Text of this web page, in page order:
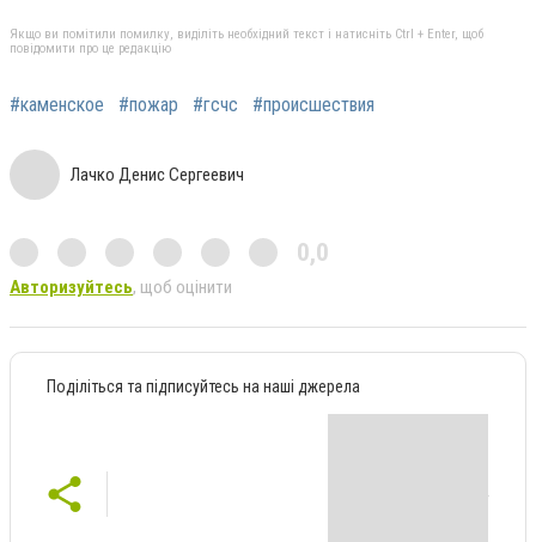
Якщо ви помітили помилку, виділіть необхідний текст і натисніть Ctrl + Enter, щоб
повідомити про це редакцію
#каменское #пожар #гсчс #происшествия
Лачко Денис Сергеевич
0,0
Авторизуйтесь, щоб оцінити
Поділіться та підписуйтесь на наші джерела